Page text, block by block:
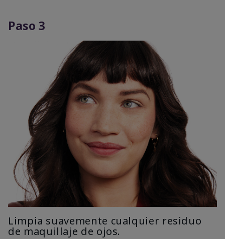
Paso 3
Limpia suavemente cualquier residuo
de maquillaje de ojos.